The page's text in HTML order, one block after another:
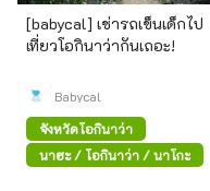
[babycal] เช่ารถเข็นเด็กไป
เที่ยวโอกินาว่ากันเถอะ!
Babycal
จังหวัดโอกินาว่า
นาฮะ / โอกินาว่า / นาโกะ